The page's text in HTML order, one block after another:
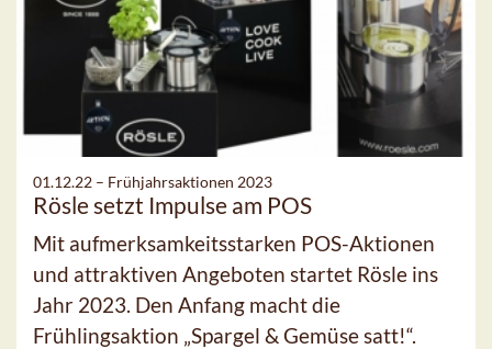
01.12.22 – Frühjahrsaktionen 2023
Rösle setzt Impulse am POS
Mit aufmerksamkeitsstarken POS-Aktionen
und attraktiven Angeboten startet Rösle ins
Jahr 2023. Den Anfang macht die
Frühlingsaktion „Spargel & Gemüse satt!“.